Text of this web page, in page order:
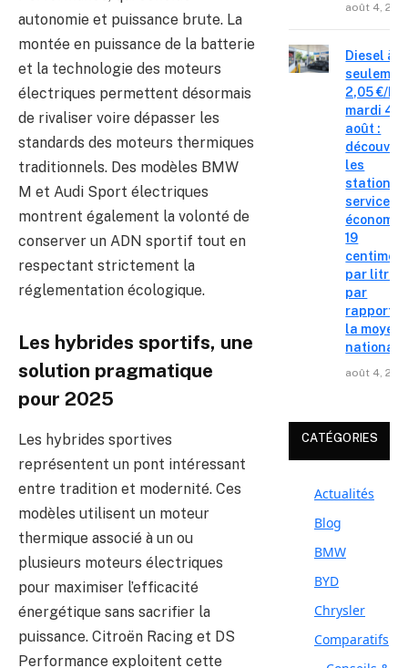
autonomie et puissance brute. La
montée en puissance de la batterie
et la technologie des moteurs
électriques permettent désormais
de rivaliser voire dépasser les
standards des moteurs thermiques
traditionnels. Des modèles BMW
M et Audi Sport électriques
montrent également la volonté de
conserver un ADN sportif tout en
respectant strictement la
réglementation écologique.
Les hybrides sportifs, une
solution pragmatique
pour 2025
Les hybrides sportives
représentent un pont intéressant
entre tradition et modernité. Ces
modèles utilisent un moteur
thermique associé à un ou
plusieurs moteurs électriques
pour maximiser l’efficacité
énergétique sans sacrifier la
puissance. Citroën Racing et DS
Performance exploitent cette
août 4,
Diesel à
2,05 €/L
mardi 4
août :
les
stations-
service où
19
centimes
par litre
par
rapport à
la
nationale
août 4,
CATÉGORIES
Actualités
Blog
BMW
BYD
Chrysler
Comparatifs